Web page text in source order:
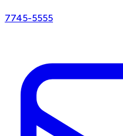
7745-5555